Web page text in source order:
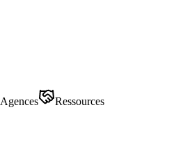
Agences
Ressources